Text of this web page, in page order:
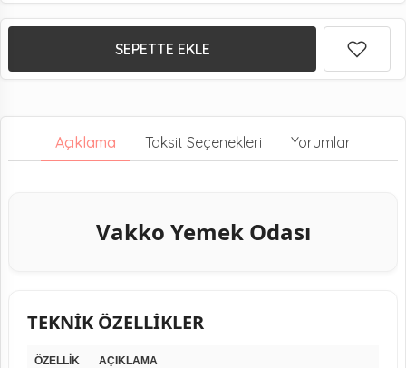
SEPETTE EKLE
Açıklama Taksit Seçenekleri Yorumlar
Vakko Yemek Odası
TEKNİK ÖZELLİKLER
ÖZELLİK AÇIKLAMA